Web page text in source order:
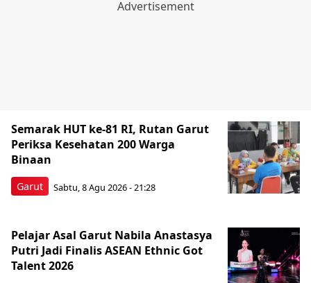
Garut
Semarak HUT ke-81 RI, Rutan Garut
Periksa Kesehatan 200 Warga
Binaan
Sabtu, 8 Agu 2026 - 21:28
Pelajar Asal Garut Nabila Anastasya
Putri Jadi Finalis ASEAN Ethnic Got
Talent 2026